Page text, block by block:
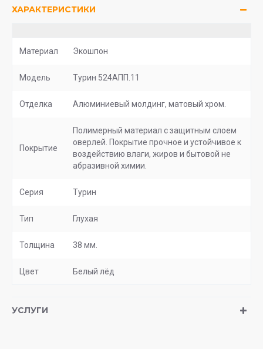
ХАРАКТЕРИСТИКИ
Материал Экошпон
Модель Турин 524AПП.11
Отделка Алюминиевый молдинг, матовый хром.
Покрытие
Полимерный материал с защитным слоем
оверлей. Покрытие прочное и устойчивое к
воздействию влаги, жиров и бытовой не
абразивной химии.
Серия Турин
Тип Глухая
Толщина 38 мм.
Цвет Белый лёд
УСЛУГИ